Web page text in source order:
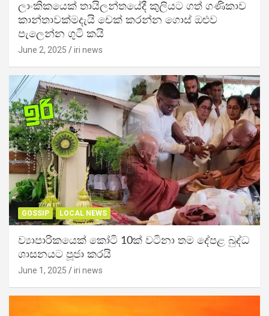
ලාංකිකයෙක් තායිලන්තයේදී කුලියට ගත් ගණිකාව
කාන්තාවක්මදැයි චෙක් කරන්න ගොස් ඔළුව
පැලෙන්න ගුටි කයි
June 2, 2025 iri news
GOSSIP LOCAL NEWS
ව්‍යාපාරිකයෙක් කෝටි 10ක් වටිනා තම දේපළ බුද්ධ
ශාසනයට පූජා කරයි
June 1, 2025 iri news